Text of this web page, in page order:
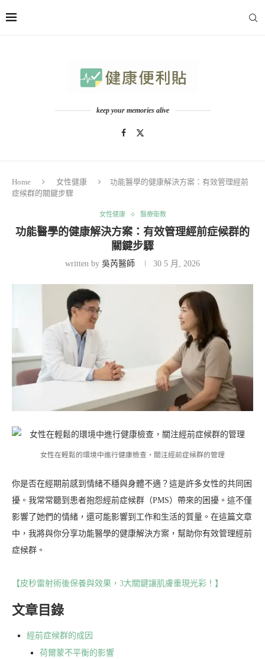
keep your memories alive
Home 女性健康
功能醫學的健康解決方案：有效管理經前
症候群的關鍵步驟
女性健康 醫療衛教
功能醫學的健康解決方案：有效管理經前症候群的
關鍵步驟
written by 吳芮醫師 30 5 月, 2026
女性在輕鬆的環境中進行健康檢查，關注經前症候群的管理
你是否在經期前感到情緒不穩與身體不適？這是許多女性的共同困
擾。我常常聽到患者抱怨經前症候群（PMS）帶來的困擾。這不僅
影響了她們的情緒，還可能影響到工作和生活的質量。在這篇文章
中，我將與你分享功能醫學的健康解決方案，幫助你有效管理經前
症候群。
【皮秒雷射術後保養與效果，3大關鍵讓肌膚重現光彩！】
文章目錄
經前症候群的成因
荷爾蒙不平衡的影響